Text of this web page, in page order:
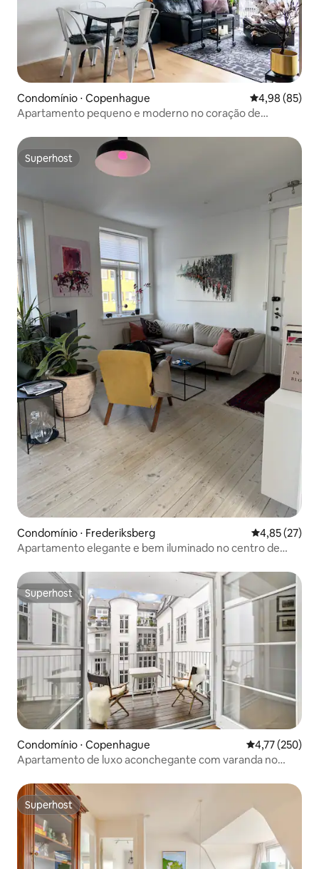
Condomínio ⋅ Copenhague 4,98 de uma
4,98 (85)
Apartamento pequeno e moderno no coração de
Superhost
Superhost
Condomínio ⋅ Frederiksberg 4,85 de uma
4,85 (27)
Apartamento elegante e bem iluminado no centro de
Superhost
Superhost
Condomínio ⋅ Copenhague 4,77 de uma
4,77 (250)
Apartamento de luxo aconchegante com varanda no
Superhost
Superhost